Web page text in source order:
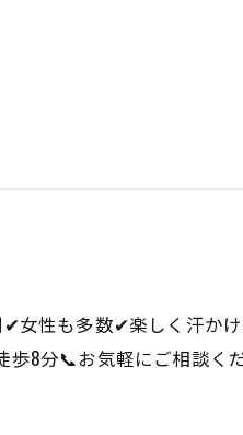
性も多数✔楽しく汗かけ
8分📞お気軽にご相談く